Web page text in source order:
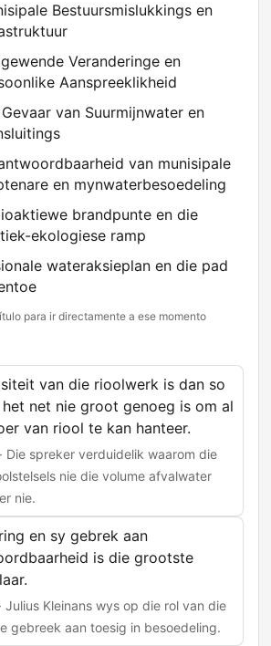
Bestuursmislukkings en
Veranderinge en
Aanspreeklikheid
van Suurmijnwater en
van munisipale
en mynwaterbesoedeling
brandpunte en die
ekologiese ramp
wateraksieplan en die pad
para ir directamente a ese momento
van die rioolwerk is dan so
net nie groot genoeg is om al
van riool te kan hanteer.
Die spreker verduidelik waarom die
nie die volume afvalwater
nie.
en sy gebrek aan
is die grootste
Julius Kleinans wys op die rol van die
gebreek aan toesig in besoedeling.